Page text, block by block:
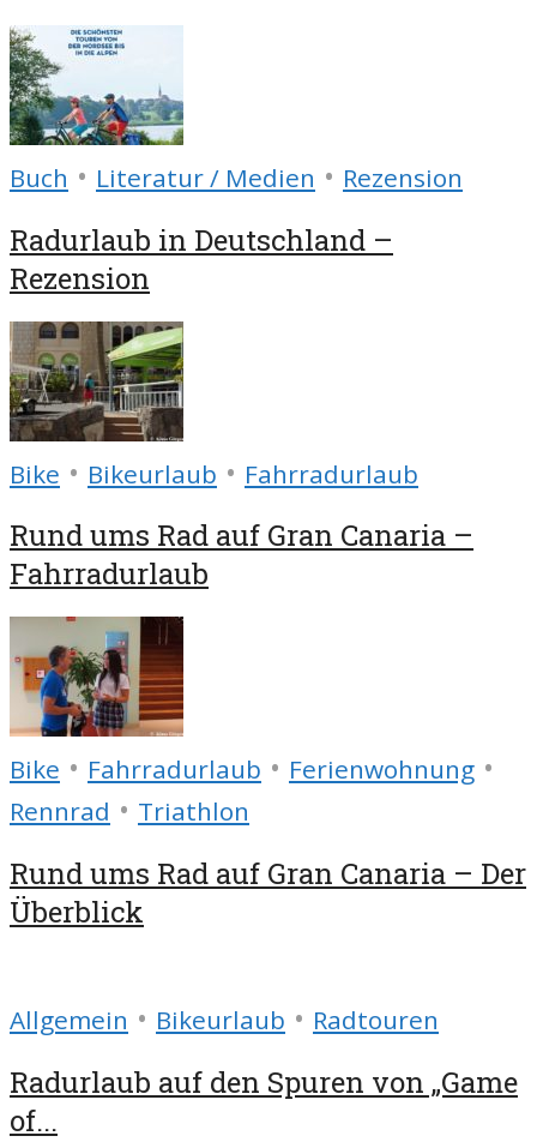
Buch • Literatur / Medien • Rezension
Radurlaub in Deutschland –
Rezension
Bike • Bikeurlaub • Fahrradurlaub
Rund ums Rad auf Gran Canaria –
Fahrradurlaub
Bike • Fahrradurlaub • Ferienwohnung •
Rennrad • Triathlon
Rund ums Rad auf Gran Canaria – Der
Überblick
Allgemein • Bikeurlaub • Radtouren
Radurlaub auf den Spuren von „Game
of...